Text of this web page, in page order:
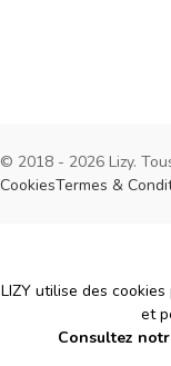
© 2018 - 2026 Lizy.
CookiesTermes &
Cookies
LIZY utilise des
et
Consultez